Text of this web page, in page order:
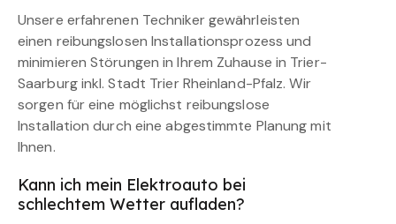
Unsere erfahrenen Techniker gewährleisten
einen reibungslosen Installationsprozess und
minimieren Störungen in Ihrem Zuhause in Trier-
Saarburg inkl. Stadt Trier Rheinland-Pfalz. Wir
sorgen für eine möglichst reibungslose
Installation durch eine abgestimmte Planung mit
Ihnen.
Kann ich mein Elektroauto bei
schlechtem Wetter aufladen?